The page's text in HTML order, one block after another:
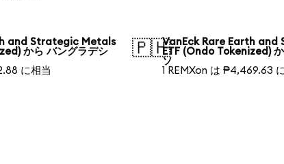
and Strategic Metals
から バングラデシ
に相当
🇵🇭VanEck Rare Earth
ETF (Ondo Tokenized)
ソ
1 REMXon は ₱4,469.63